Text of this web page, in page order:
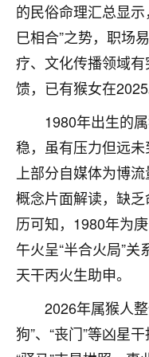
的民俗命理汇总显
巳相合”之势，职场
疗、文化传播领域
馈，已有猴女在2025
1980年出生的
稳，虽有压力但远
上部分自媒体为博
概念片面解读，缺
历可知，1980年为
午火呈“半合火局”
天干丙火生助申。
2026年属猴人
狗”、“丧门”等凶星
鹿森：是的，
触，首先就
不由人！
1天前 来自四川
金白水清
我也想找老师看
鹿森：慧来老
1天前 来自江西
青春168
2天前 来自山西
Jessica李